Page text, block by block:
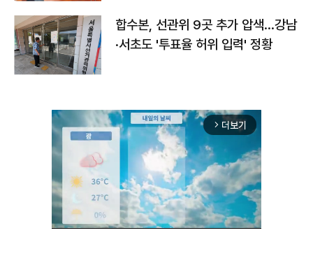
합수본, 선관위 9곳 추가 압색…강남
·서초도 '투표율 허위 입력' 정황
arrow_forward_ios 더보기